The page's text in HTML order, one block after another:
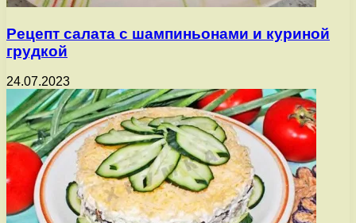
Рецепт салата с шампиньонами и куриной
грудкой
24.07.2023